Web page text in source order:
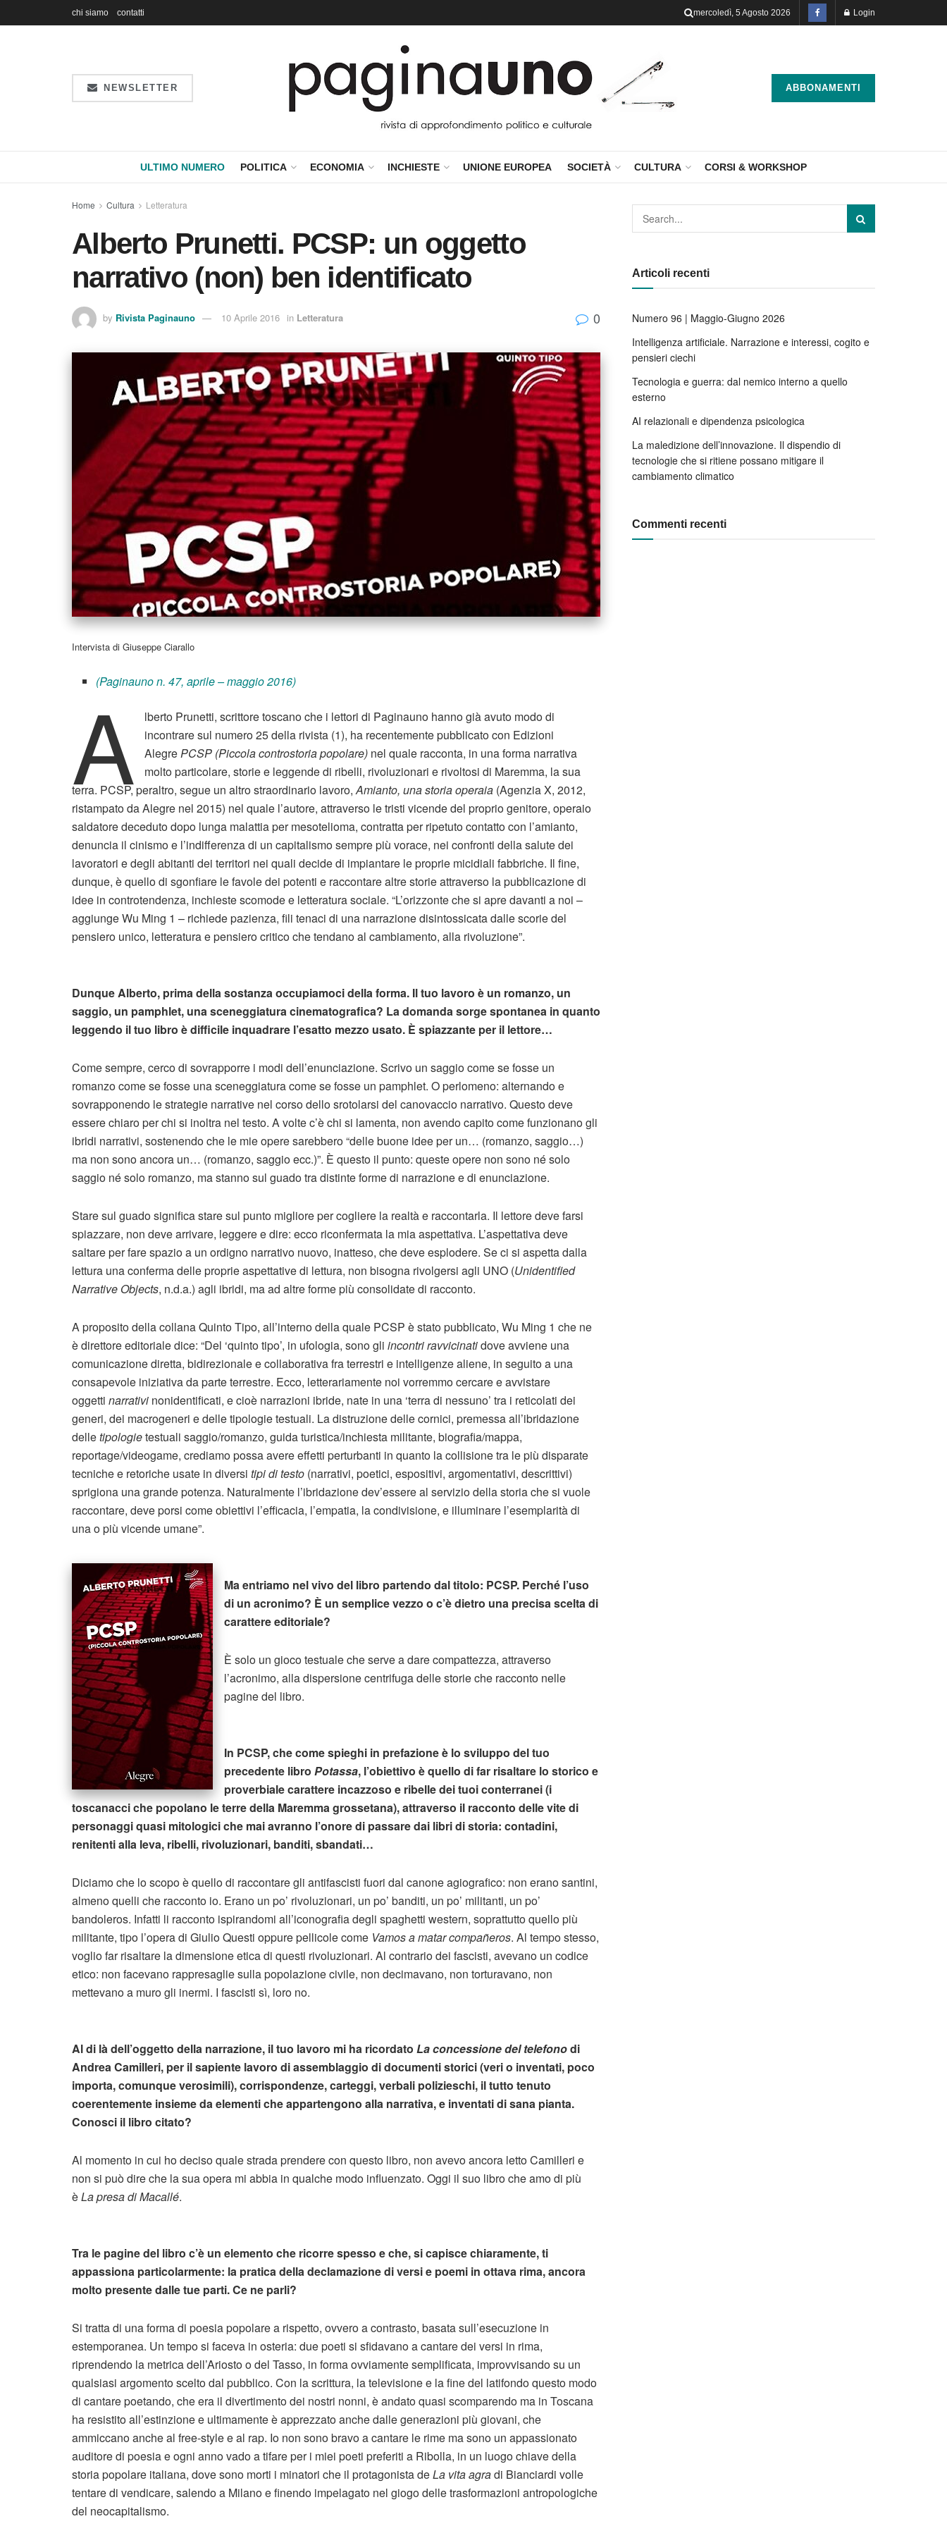
chi siamo contatti mercoledì, 5 Agosto 2026 Login
NEWSLETTER ABBONAMENTI
ULTIMO NUMERO POLITICA ECONOMIA INCHIESTE UNIONE EUROPEA SOCIETÀ CULTURA CORSI & WORKSHOP
Home Cultura Letteratura
Alberto Prunetti. PCSP: un oggetto
narrativo (non) ben identificato
by Rivista Paginauno 10 Aprile 2016 in Letteratura 0
Intervista di Giuseppe Ciarallo
(Paginauno n. 47, aprile – maggio 2016)
A
lberto Prunetti, scrittore toscano che i lettori di Paginauno hanno già avuto modo di
incontrare sul numero 25 della rivista (1), ha recentemente pubblicato con Edizioni
Alegre PCSP (Piccola controstoria popolare) nel quale racconta, in una forma narrativa
molto particolare, storie e leggende di ribelli, rivoluzionari e rivoltosi di Maremma, la sua
terra. PCSP, peraltro, segue un altro straordinario lavoro, Amianto, una storia operaia (Agenzia X, 2012,
ristampato da Alegre nel 2015) nel quale l’autore, attraverso le tristi vicende del proprio genitore, operaio
saldatore deceduto dopo lunga malattia per mesotelioma, contratta per ripetuto contatto con l’amianto,
denuncia il cinismo e l’indifferenza di un capitalismo sempre più vorace, nei confronti della salute dei
lavoratori e degli abitanti dei territori nei quali decide di impiantare le proprie micidiali fabbriche. Il fine,
dunque, è quello di sgonfiare le favole dei potenti e raccontare altre storie attraverso la pubblicazione di
idee in controtendenza, inchieste scomode e letteratura sociale. “L’orizzonte che si apre davanti a noi –
aggiunge Wu Ming 1 – richiede pazienza, fili tenaci di una narrazione disintossicata dalle scorie del
pensiero unico, letteratura e pensiero critico che tendano al cambiamento, alla rivoluzione”.
Dunque Alberto, prima della sostanza occupiamoci della forma. Il tuo lavoro è un romanzo, un
saggio, un pamphlet, una sceneggiatura cinematografica? La domanda sorge spontanea in quanto
leggendo il tuo libro è difficile inquadrare l’esatto mezzo usato. È spiazzante per il lettore…
Come sempre, cerco di sovrapporre i modi dell’enunciazione. Scrivo un saggio come se fosse un
romanzo come se fosse una sceneggiatura come se fosse un pamphlet. O perlomeno: alternando e
sovrapponendo le strategie narrative nel corso dello srotolarsi del canovaccio narrativo. Questo deve
essere chiaro per chi si inoltra nel testo. A volte c’è chi si lamenta, non avendo capito come funzionano gli
ibridi narrativi, sostenendo che le mie opere sarebbero “delle buone idee per un… (romanzo, saggio…)
ma non sono ancora un… (romanzo, saggio ecc.)”. È questo il punto: queste opere non sono né solo
saggio né solo romanzo, ma stanno sul guado tra distinte forme di narrazione e di enunciazione.
Stare sul guado significa stare sul punto migliore per cogliere la realtà e raccontarla. Il lettore deve farsi
spiazzare, non deve arrivare, leggere e dire: ecco riconfermata la mia aspettativa. L’aspettativa deve
saltare per fare spazio a un ordigno narrativo nuovo, inatteso, che deve esplodere. Se ci si aspetta dalla
lettura una conferma delle proprie aspettative di lettura, non bisogna rivolgersi agli UNO (Unidentified
Narrative Objects, n.d.a.) agli ibridi, ma ad altre forme più consolidate di racconto.
A proposito della collana Quinto Tipo, all’interno della quale PCSP è stato pubblicato, Wu Ming 1 che ne
è direttore editoriale dice: “Del ‘quinto tipo’, in ufologia, sono gli incontri ravvicinatidove avviene una
comunicazione diretta, bidirezionale e collaborativa fra terrestri e intelligenze aliene, in seguito a una
consapevole iniziativa da parte terrestre. Ecco, letterariamente noi vorremmo cercare e avvistare
oggetti narrativi nonidentificati, e cioè narrazioni ibride, nate in una ‘terra di nessuno’ tra i reticolati dei
generi, dei macrogeneri e delle tipologie testuali. La distruzione delle cornici, premessa all’ibridazione
delletipologietestuali saggio/romanzo, guida turistica/inchiesta militante, biografia/mappa,
reportage/videogame, crediamo possa avere effetti perturbanti in quanto la collisione tra le più disparate
tecniche e retoriche usate in diversi tipi di testo (narrativi, poetici, espositivi, argomentativi, descrittivi)
sprigiona una grande potenza. Naturalmente l’ibridazione dev’essere al servizio della storia che si vuole
raccontare, deve porsi come obiettivi l’efficacia, l’empatia, la condivisione, e illuminare l’esemplarità di
una o più vicende umane”.
Ma entriamo nel vivo del libro partendo dal titolo: PCSP. Perché l’uso
di un acronimo? È un semplice vezzo o c’è dietro una precisa scelta di
carattere editoriale?
È solo un gioco testuale che serve a dare compattezza, attraverso
l’acronimo, alla dispersione centrifuga delle storie che racconto nelle
pagine del libro.
In PCSP, che come spieghi in prefazione è lo sviluppo del tuo
precedente libro Potassa, l’obiettivo è quello di far risaltare lo storico e
proverbiale carattere incazzoso e ribelle dei tuoi conterranei (i
toscanacci che popolano le terre della Maremma grossetana), attraverso il racconto delle vite di
personaggi quasi mitologici che mai avranno l’onore di passare dai libri di storia: contadini,
renitenti alla leva, ribelli, rivoluzionari, banditi, sbandati…
Diciamo che lo scopo è quello di raccontare gli antifascisti fuori dal canone agiografico: non erano santini,
almeno quelli che racconto io. Erano un po’ rivoluzionari, un po’ banditi, un po’ militanti, un po’
bandoleros. Infatti li racconto ispirandomi all’iconografia degli spaghetti western, soprattutto quello più
militante, tipo l’opera di Giulio Questi oppure pellicole come Vamos a matar compañeros. Al tempo stesso,
voglio far risaltare la dimensione etica di questi rivoluzionari. Al contrario dei fascisti, avevano un codice
etico: non facevano rappresaglie sulla popolazione civile, non decimavano, non torturavano, non
mettevano a muro gli inermi. I fascisti sì, loro no.
Al di là dell’oggetto della narrazione, il tuo lavoro mi ha ricordato La concessione del telefonodi
Andrea Camilleri, per il sapiente lavoro di assemblaggio di documenti storici (veri o inventati, poco
importa, comunque verosimili), corrispondenze, carteggi, verbali polizieschi, il tutto tenuto
coerentemente insieme da elementi che appartengono alla narrativa, e inventati di sana pianta.
Conosci il libro citato?
Al momento in cui ho deciso quale strada prendere con questo libro, non avevo ancora letto Camilleri e
non si può dire che la sua opera mi abbia in qualche modo influenzato. Oggi il suo libro che amo di più
èLa presa di Macallé.
Tra le pagine del libro c’è un elemento che ricorre spesso e che, si capisce chiaramente, ti
appassiona particolarmente: la pratica della declamazione di versi e poemi in ottava rima, ancora
molto presente dalle tue parti. Ce ne parli?
Si tratta di una forma di poesia popolare a rispetto, ovvero a contrasto, basata sull’esecuzione in
estemporanea. Un tempo si faceva in osteria: due poeti si sfidavano a cantare dei versi in rima,
riprendendo la metrica dell’Ariosto o del Tasso, in forma ovviamente semplificata, improvvisando su un
qualsiasi argomento scelto dal pubblico. Con la scrittura, la televisione e la fine del latifondo questo modo
di cantare poetando, che era il divertimento dei nostri nonni, è andato quasi scomparendo ma in Toscana
ha resistito all’estinzione e ultimamente è apprezzato anche dalle generazioni più giovani, che
ammiccano anche al free-style e al rap. Io non sono bravo a cantare le rime ma sono un appassionato
auditore di poesia e ogni anno vado a tifare per i miei poeti preferiti a Ribolla, in un luogo chiave della
storia popolare italiana, dove sono morti i minatori che il protagonista deLa vita agradi Bianciardi volle
tentare di vendicare, salendo a Milano e finendo impelagato nel giogo delle trasformazioni antropologiche
del neocapitalismo.
Articoli recenti
Numero 96 | Maggio-Giugno 2026
Intelligenza artificiale. Narrazione e interessi, cogito e
pensieri ciechi
Tecnologia e guerra: dal nemico interno a quello
esterno
AI relazionali e dipendenza psicologica
La maledizione dell’innovazione. Il dispendio di
tecnologie che si ritiene possano mitigare il
cambiamento climatico
Commenti recenti